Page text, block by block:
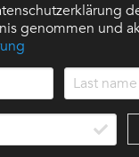
genommen und